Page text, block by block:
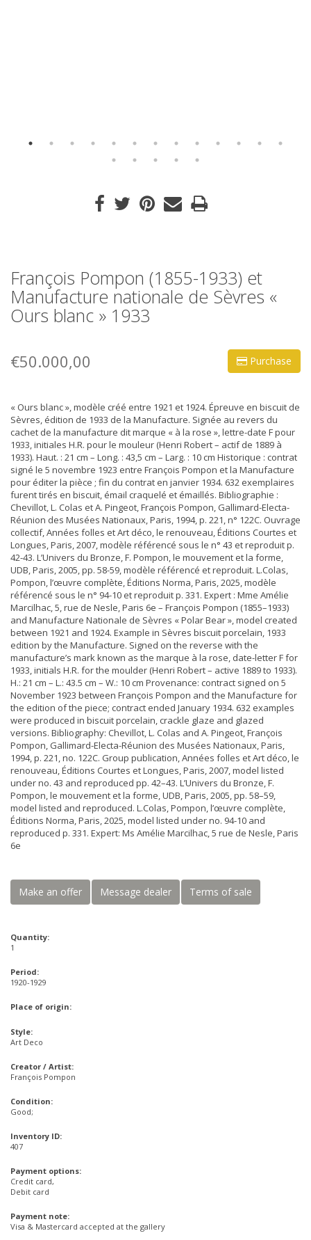
François Pompon (1855-1933) et
Manufacture nationale de Sèvres «
Ours blanc » 1933
Purchase
€50.000,00
« Ours blanc », modèle créé entre 1921 et 1924. Épreuve en biscuit de
Sèvres, édition de 1933 de la Manufacture. Signée au revers du
cachet de la manufacture dit marque « à la rose », lettre-date F pour
1933, initiales H.R. pour le mouleur (Henri Robert – actif de 1889 à
1933). Haut. : 21 cm – Long. : 43,5 cm – Larg. : 10 cm Historique : contrat
signé le 5 novembre 1923 entre François Pompon et la Manufacture
pour éditer la pièce ; fin du contrat en janvier 1934. 632 exemplaires
furent tirés en biscuit, émail craquelé et émaillés. Bibliographie :
Chevillot, L. Colas et A. Pingeot, François Pompon, Gallimard-Electa-
Réunion des Musées Nationaux, Paris, 1994, p. 221, n° 122C. Ouvrage
collectif, Années folles et Art déco, le renouveau, Éditions Courtes et
Longues, Paris, 2007, modèle référencé sous le n° 43 et reproduit p.
42-43. L’Univers du Bronze, F. Pompon, le mouvement et la forme,
UDB, Paris, 2005, pp. 58-59, modèle référencé et reproduit. L.Colas,
Pompon, l’œuvre complète, Éditions Norma, Paris, 2025, modèle
référencé sous le n° 94-10 et reproduit p. 331. Expert : Mme Amélie
Marcilhac, 5, rue de Nesle, Paris 6e – François Pompon (1855–1933)
and Manufacture Nationale de Sèvres « Polar Bear », model created
between 1921 and 1924. Example in Sèvres biscuit porcelain, 1933
edition by the Manufacture. Signed on the reverse with the
manufacture’s mark known as the marque à la rose, date-letter F for
1933, initials H.R. for the moulder (Henri Robert – active 1889 to 1933).
H.: 21 cm – L.: 43.5 cm – W.: 10 cm Provenance: contract signed on 5
November 1923 between François Pompon and the Manufacture for
the edition of the piece; contract ended January 1934. 632 examples
were produced in biscuit porcelain, crackle glaze and glazed
versions. Bibliography: Chevillot, L. Colas and A. Pingeot, François
Pompon, Gallimard-Electa-Réunion des Musées Nationaux, Paris,
1994, p. 221, no. 122C. Group publication, Années folles et Art déco, le
renouveau, Éditions Courtes et Longues, Paris, 2007, model listed
under no. 43 and reproduced pp. 42–43. L’Univers du Bronze, F.
Pompon, le mouvement et la forme, UDB, Paris, 2005, pp. 58–59,
model listed and reproduced. L.Colas, Pompon, l’œuvre complète,
Éditions Norma, Paris, 2025, model listed under no. 94-10 and
reproduced p. 331. Expert: Ms Amélie Marcilhac, 5 rue de Nesle, Paris
6e
Make an offer Message dealer Terms of sale
Quantity:
1
Period:
1920-1929
Place of origin:
Style:
Art Deco
Creator / Artist:
François Pompon
Condition:
Good;
Inventory ID:
407
Payment options:
Credit card,
Debit card
Payment note:
Visa & Mastercard accepted at the gallery